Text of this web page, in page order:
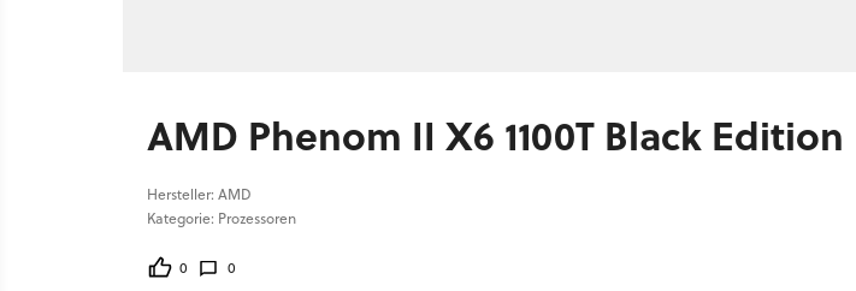
AMD Phenom II X6 1100T Black Edition
Hersteller: AMD
Kategorie: Prozessoren
0 0